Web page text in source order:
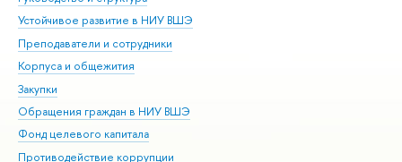
Устойчивое развитие в НИУ ВШЭ
Преподаватели и сотрудники
Корпуса и общежития
Закупки
Обращения граждан в НИУ ВШЭ
Фонд целевого капитала
Противодействие коррупции